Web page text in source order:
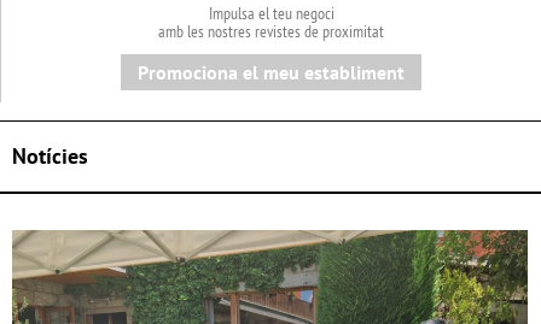
Impulsa el teu negoci
amb les nostres revistes de proximitat
Promociona el meu establiment
Notícies